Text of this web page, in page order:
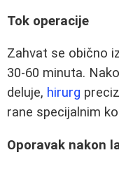
Tok operacije
Zahvat se obično
30-60 minuta.
deluje, hirurg
rane specijalnim
Oporavak nakon